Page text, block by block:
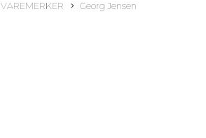
VAREMERKER Georg Jensen